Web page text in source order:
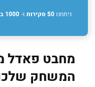
ניתחנו50 סקירות ו- 1000 ביקורות
מחבט פאדל
המשחק